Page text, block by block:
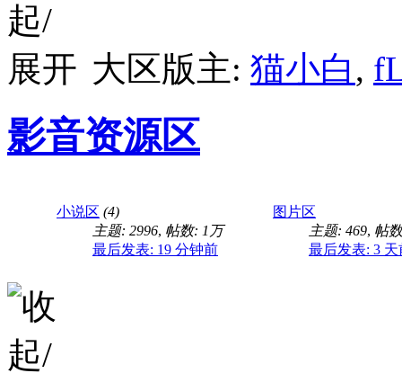
有健身的哥哥可以答下
找不到坡主的视频，有
大区版主: 猫小白 ,
影音资源区
小说区 (4)
主题: 2996, 帖数: 1万
最后发表: 19 分钟前
图片区
主题: 469, 帖
最后发表: 3 天